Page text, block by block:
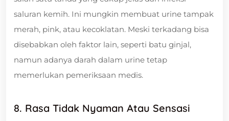
saluran kemih. Ini mungkin membuat urine tampak
merah, pink, atau kecoklatan. Meski terkadang bisa
disebabkan oleh faktor lain, seperti batu ginjal,
namun adanya darah dalam urine tetap
memerlukan pemeriksaan medis.
8. Rasa Tidak Nyaman Atau Sensasi